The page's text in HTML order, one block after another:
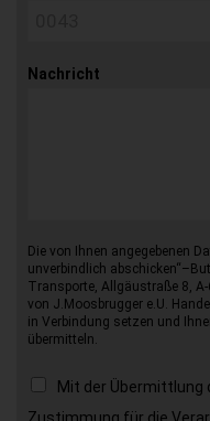
Nachricht
Die von Ihnen angegebenen
unverbindlich
Transporte, Allgäustraße 8,
von J.Moosbrugger e.U.
in Verbindung setzen und
übermitteln.
Mit der Übermittlung